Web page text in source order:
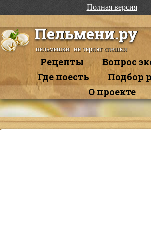
Полная версия
Пельмени.ру
пельмешки не терпят спешки
Рецепты
Вопрос
Где поесть
Подбор
О проекте